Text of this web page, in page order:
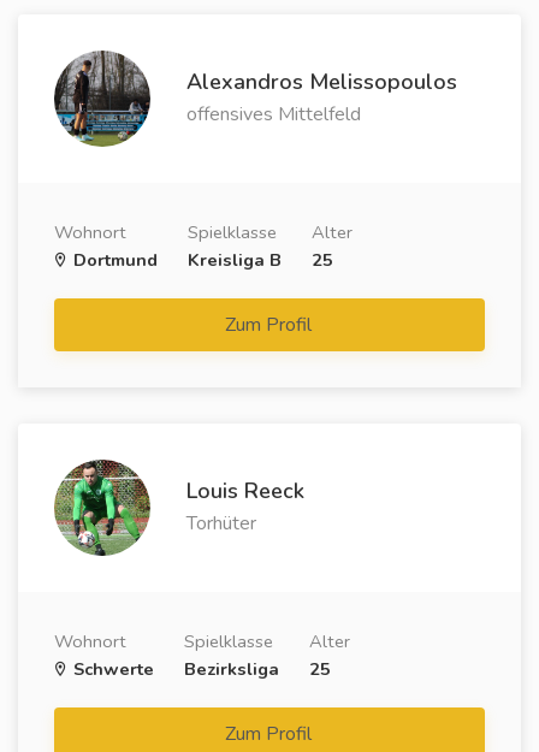
Alexandros Melissopoulos
offensives Mittelfeld
Wohnort
Dortmund
Spielklasse
Kreisliga B
Alter
25
Zum Profil
Louis Reeck
Torhüter
Wohnort
Schwerte
Spielklasse
Bezirksliga
Alter
25
Zum Profil